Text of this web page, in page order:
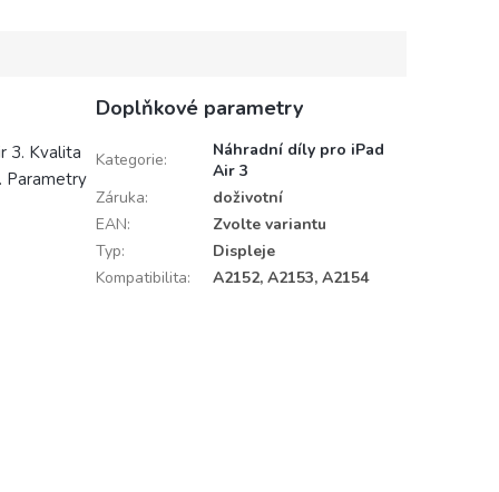
3. Kvalita
Parametry
Doplňkové parametry
Kategorie:
Náhradní díly pro iPad
Air 3
Záruka:
doživotní
EAN:
Zvolte variantu
Typ:
Displeje
Kompatibilita: A2152, A2153, A2154